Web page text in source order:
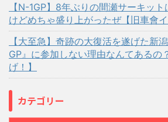
【N-1GP】8年ぶりの間瀬サーキッ
けどめちゃ盛り上がったぜ【旧車會イ
【大至急】奇跡の大復活を遂げた新
GP』に参加しない理由なんてあるの
げ！】
カテゴリー